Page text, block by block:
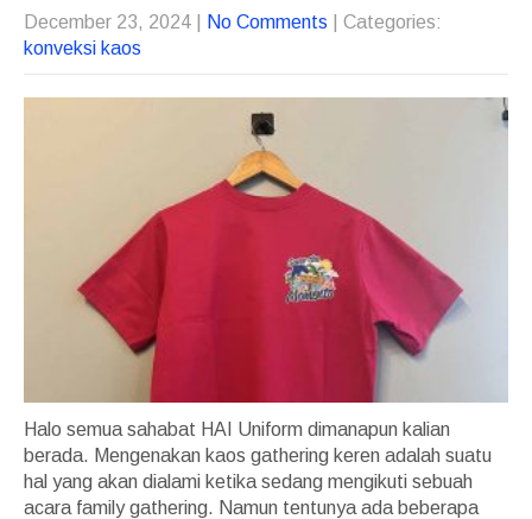
December 23, 2024 No Comments
| Categories:
konveksi kaos
Halo semua sahabat HAI Uniform dimanapun kalian
berada. Mengenakan kaos gathering keren adalah suatu
hal yang akan dialami ketika sedang mengikuti sebuah
acara family gathering. Namun tentunya ada beberapa